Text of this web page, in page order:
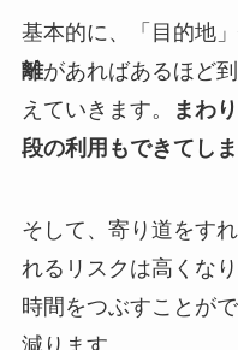
基本的に、「目的地」
離があればあるほど
えていきます。
まわ
段の利用もできてし
そして、寄り道をす
れるリスクは高くな
時間をつぶすことが
減ります